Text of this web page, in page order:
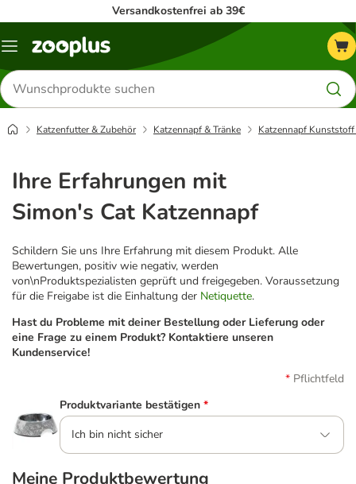
Versandkostenfrei ab 39€
Menü
Produkte
suchen
Katzenfutter & Zubehör Katzennapf & Tränke Katzennapf
Ihre Erfahrungen mit
Simon's Cat Katzennapf
Schildern Sie uns Ihre Erfahrung mit diesem Produkt. Alle
Bewertungen, positiv wie negativ, werden
von\nProduktspezialisten geprüft und freigegeben. Voraussetzung
für die Freigabe ist die Einhaltung der Netiquette.
Hast du Probleme mit deiner Bestellung oder Lieferung oder
eine Frage zu einem Produkt? Kontaktiere unseren
Kundenservice!
Pflichtfeld
Produktvariante bestätigen *
Ich bin nicht sicher
Meine Produktbewertung